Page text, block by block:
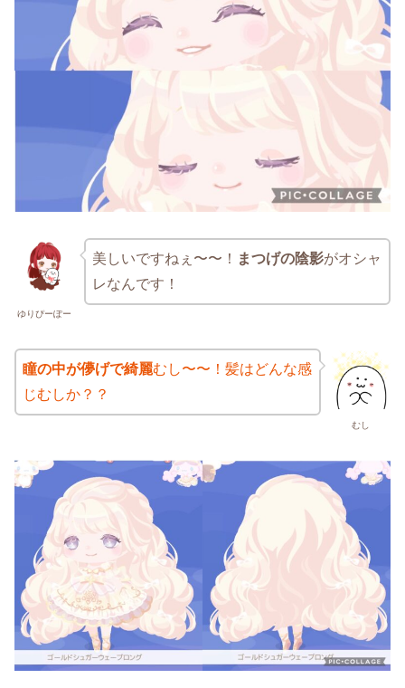
ゆりぴーぽー
美しいですねぇ〜〜！ まつげの陰影がオシャ
レなんです！
むし
瞳の中が儚げで綺麗むし〜〜！髪はどんな感
じむしか？？